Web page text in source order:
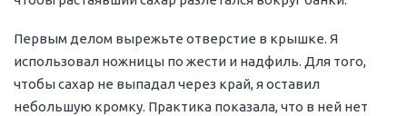
Первым делом вырежьте отверстие в крышке. Я
использовал ножницы по жести и надфиль. Для того,
чтобы сахар не выпадал через край, я оставил
небольшую кромку. Практика показала, что в ней нет